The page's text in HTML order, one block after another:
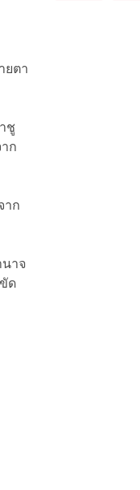
ยตา
ชู
ก
าก
าจ
ด